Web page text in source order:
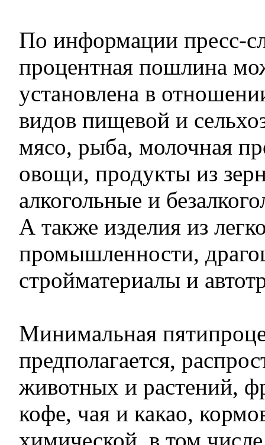
По информации пресс-
процентная пошлина
установлена в
видов пищевой и
мясо, рыба, молочная
овощи, продукты из
алкогольные и
А также изделия из
промышленности,
стройматериалы и
Минимальная
предполагается,
животных и растений,
кофе, чая и какао,
химической, в том числе